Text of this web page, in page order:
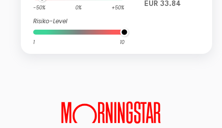
-50% 0% +50%
Risiko-Level
1 10
EUR 33.84